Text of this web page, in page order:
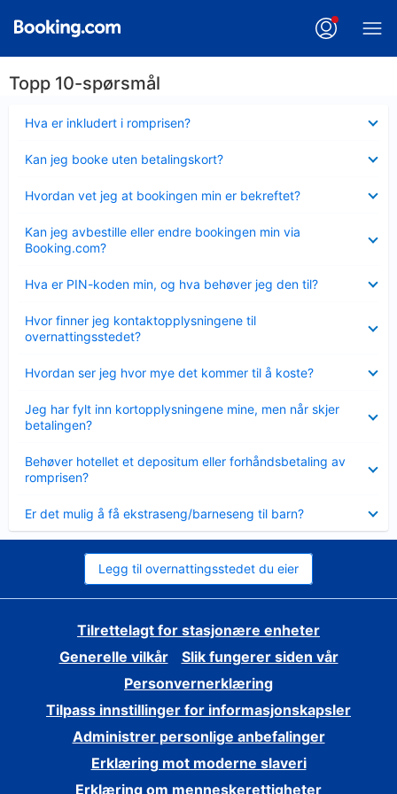
Topp 10-spørsmål
Hva er inkludert i romprisen?
mindre
Kan jeg booke uten betalingskort?
mindre
Hvordan vet jeg at bookingen min er bekreftet?
mindre
Kan jeg avbestille eller endre bookingen min via
Booking.com?
mindre
Hva er PIN-koden min, og hva behøver jeg den til?
mindre
Hvor finner jeg kontaktopplysningene til
overnattingsstedet?
mindre
Hvordan ser jeg hvor mye det kommer til å koste?
mindre
Jeg har fylt inn kortopplysningene mine, men når skjer
betalingen?
mindre
Behøver hotellet et depositum eller forhåndsbetaling av
romprisen?
mindre
Er det mulig å få ekstraseng/barneseng til barn?
mindre
Legg til overnattingsstedet du eier
Tilrettelagt for stasjonære enheter
Generelle vilkår
Slik fungerer siden vår
Personvernerklæring
Tilpass innstillinger for informasjonskapsler
Administrer personlige anbefalinger
Erklæring mot moderne slaveri
Erklæring om menneskerettigheter